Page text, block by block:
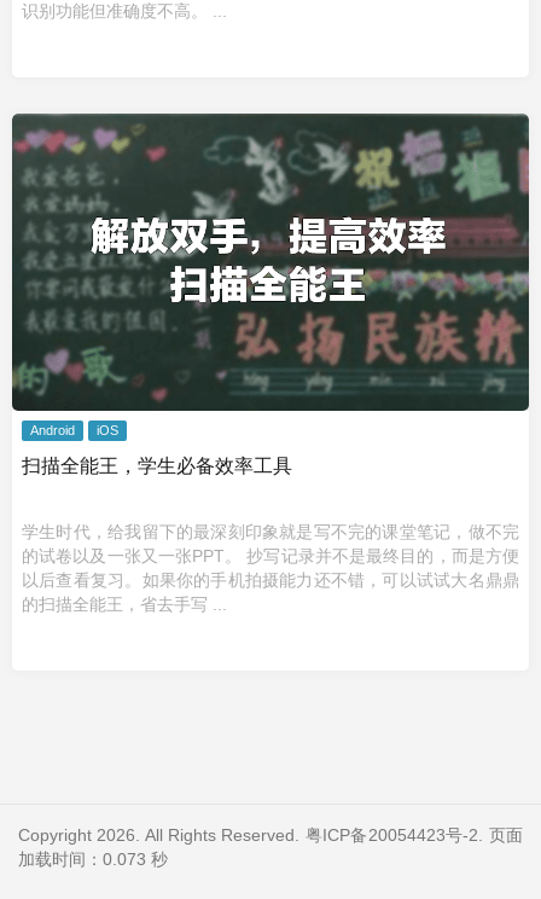
Android iOS
扫描全能王，学生必备效率工具
学生时代，给我留下的最深刻印象就是写不完的课堂笔记，做不完
的试卷以及一张又一张PPT。 抄写记录并不是最终目的，而是方便
以后查看复习。如果你的手机拍摄能力还不错，可以试试大名鼎鼎
的扫描全能王，省去手写 ...
Copyright 2026. All Rights Reserved. 粤ICP备20054423号-2 . 页面
加载时间：0.073 秒